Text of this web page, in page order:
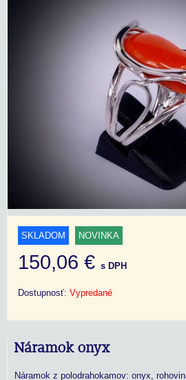
SKLADOM NOVINKA
150,06 € s DPH
Dostupnosť: Vypredané
Náramok onyx
Náramok z polodrahokamov: onyx,